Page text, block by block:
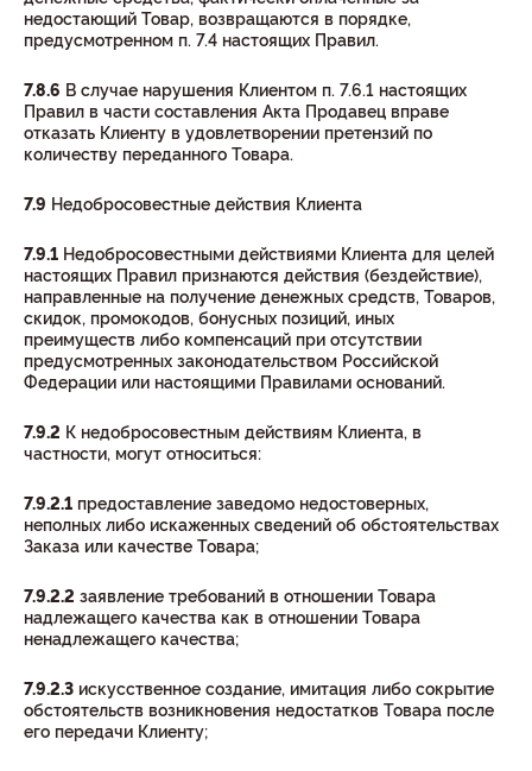
недостающий Товар, возвращаются в порядке,
предусмотренном п. 7.4 настоящих Правил.
7.8.6 В случае нарушения Клиентом п. 7.6.1 настоящих
Правил в части составления Акта Продавец вправе
отказать Клиенту в удовлетворении претензий по
количеству переданного Товара.
7.9 Недобросовестные действия Клиента
7.9.1 Недобросовестными действиями Клиента для целей
настоящих Правил признаются действия (бездействие),
направленные на получение денежных средств, Товаров,
скидок, промокодов, бонусных позиций, иных
преимуществ либо компенсаций при отсутствии
предусмотренных законодательством Российской
Федерации или настоящими Правилами оснований.
7.9.2 К недобросовестным действиям Клиента, в
частности, могут относиться:
7.9.2.1 предоставление заведомо недостоверных,
неполных либо искаженных сведений об обстоятельствах
Заказа или качестве Товара;
7.9.2.2 заявление требований в отношении Товара
надлежащего качества как в отношении Товара
ненадлежащего качества;
7.9.2.3 искусственное создание, имитация либо сокрытие
обстоятельств возникновения недостатков Товара после
его передачи Клиенту;